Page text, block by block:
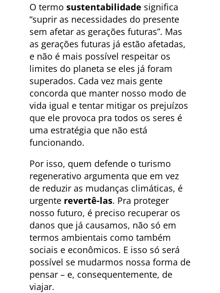
O termo sustentabilidade significa
“suprir as necessidades do presente
sem afetar as gerações futuras”. Mas
as gerações futuras já estão afetadas,
e não é mais possível respeitar os
limites do planeta se eles já foram
superados. Cada vez mais gente
concorda que manter nosso modo de
vida igual e tentar mitigar os prejuízos
que ele provoca pra todos os seres é
uma estratégia que não está
funcionando.
Por isso, quem defende o turismo
regenerativo argumenta que em vez
de reduzir as mudanças climáticas, é
urgente revertê-las. Pra proteger
nosso futuro, é preciso recuperar os
danos que já causamos, não só em
termos ambientais como também
sociais e econômicos. E isso só será
possível se mudarmos nossa forma de
pensar – e, consequentemente, de
viajar.